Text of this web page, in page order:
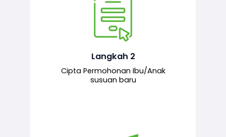
Langkah 2
Cipta Permohonan Ibu/Anak
susuan baru
Pemohon mengisi borang
permohonan bagi pendaftaran
baharu melalui sistem.